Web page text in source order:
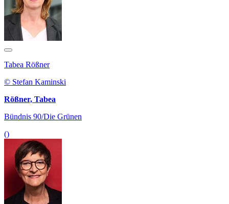
Tabea Rößner
© Stefan Kaminski
Rößner, Tabea
Bündnis 90/Die Grünen
()